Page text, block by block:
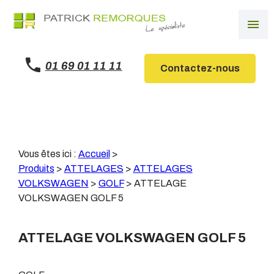
menu
01 69 01 11 11 Contactez-nous
Vous êtes ici : Accueil >
Produits > ATTELAGES > ATTELAGES
VOLKSWAGEN > GOLF> ATTELAGE
VOLKSWAGEN GOLF 5
ATTELAGE VOLKSWAGEN GOLF 5